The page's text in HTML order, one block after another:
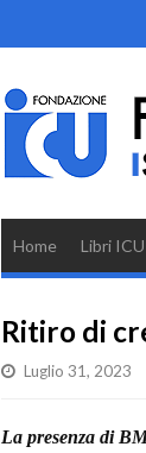
Home Libri ICU
Ritiro di
Luglio 31, 2023
La presenza di